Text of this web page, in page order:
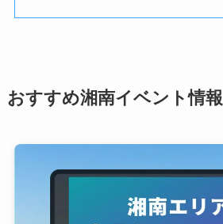
おすすめ湘南イベント情報